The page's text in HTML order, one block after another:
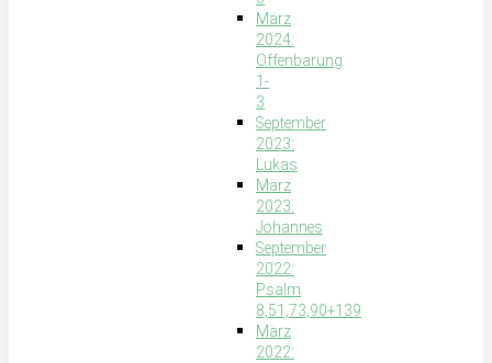
März
2024:
Offenbarung
1-
3
September
2023:
Lukas
März
2023:
Johannes
September
2022:
Psalm
8,51,73,90+139
März
2022: